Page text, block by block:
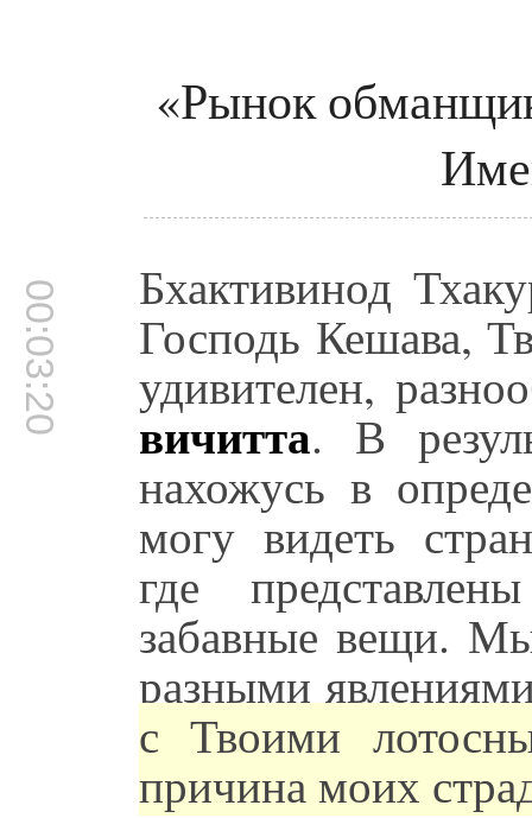
«Рынок
00:03:20 Бхактивинод
Господь Кешава,
удивителен,
вичитта. В
нахожусь в
могу видеть
где
забавные вещи.
разными
с Твоими
причина моих